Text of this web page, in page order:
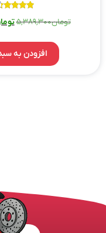
4.00
تومان5,389,300
افزودن به